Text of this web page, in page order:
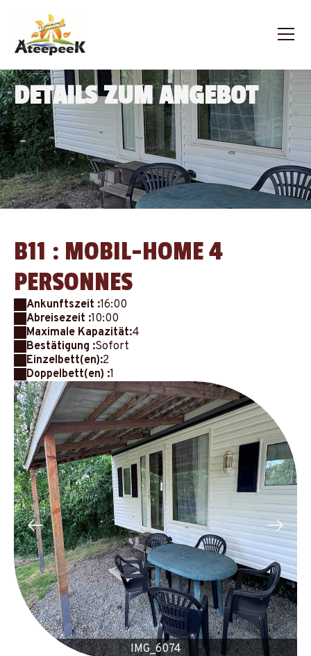
DETAILS ZUM ANGEBOT
B11 : MOBIL-HOME 4
PERSONNES
Ankunftszeit :16:00
Abreisezeit :10:00
Maximale Kapazität:4
Bestätigung :Sofort
Einzelbett(en):2
Doppelbett(en) :1
IMG_6074